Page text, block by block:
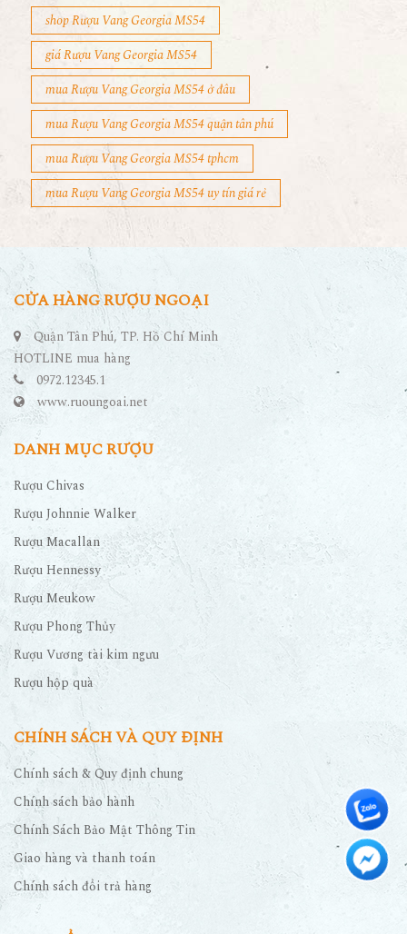
shop Rượu Vang Georgia MS54
giá Rượu Vang Georgia MS54
mua Rượu Vang Georgia MS54 ở đâu
mua Rượu Vang Georgia MS54 quận tân phú
mua Rượu Vang Georgia MS54 tphcm
mua Rượu Vang Georgia MS54 uy tín giá rẻ
CỬA HÀNG RƯỢU NGOẠI
Quận Tân Phú, TP. Hồ Chí Minh
HOTLINE mua hàng
0972.12345.1
www.ruoungoai.net
DANH MỤC RƯỢU
Rượu Chivas
Rượu Johnnie Walker
Rượu Macallan
Rượu Hennessy
Rượu Meukow
Rượu Phong Thủy
Rượu Vương tài kim ngưu
Rượu hộp quà
CHÍNH SÁCH VÀ QUY ĐỊNH
Chính sách & Quy định chung
Chính sách bảo hành
Chính Sách Bảo Mật Thông Tin
Giao hàng và thanh toán
Chính sách đổi trả hàng